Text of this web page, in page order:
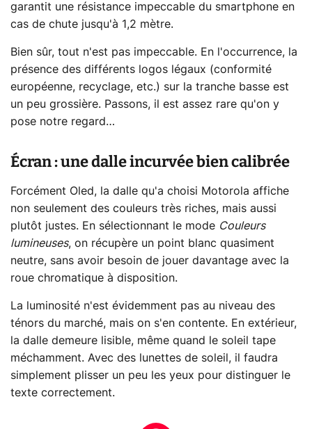
garantit une résistance impeccable du smartphone en
cas de chute jusqu'à 1,2 mètre.
Bien sûr, tout n'est pas impeccable. En l'occurrence, la
présence des différents logos légaux (conformité
européenne, recyclage, etc.) sur la tranche basse est
un peu grossière. Passons, il est assez rare qu'on y
pose notre regard…
Écran : une dalle incurvée bien calibrée
Forcément Oled, la dalle qu'a choisi Motorola affiche
non seulement des couleurs très riches, mais aussi
plutôt justes. En sélectionnant le mode Couleurs
lumineuses, on récupère un point blanc quasiment
neutre, sans avoir besoin de jouer davantage avec la
roue chromatique à disposition.
La luminosité n'est évidemment pas au niveau des
ténors du marché, mais on s'en contente. En extérieur,
la dalle demeure lisible, même quand le soleil tape
méchamment. Avec des lunettes de soleil, il faudra
simplement plisser un peu les yeux pour distinguer le
texte correctement.